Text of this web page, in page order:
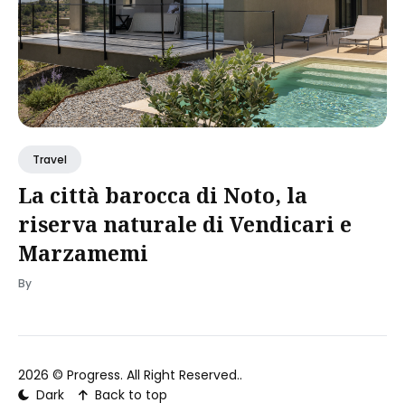
Travel
La città barocca di Noto, la
riserva naturale di Vendicari e
Marzamemi
By
2026 © Progress. All Right Reserved..
Dark
Back to top